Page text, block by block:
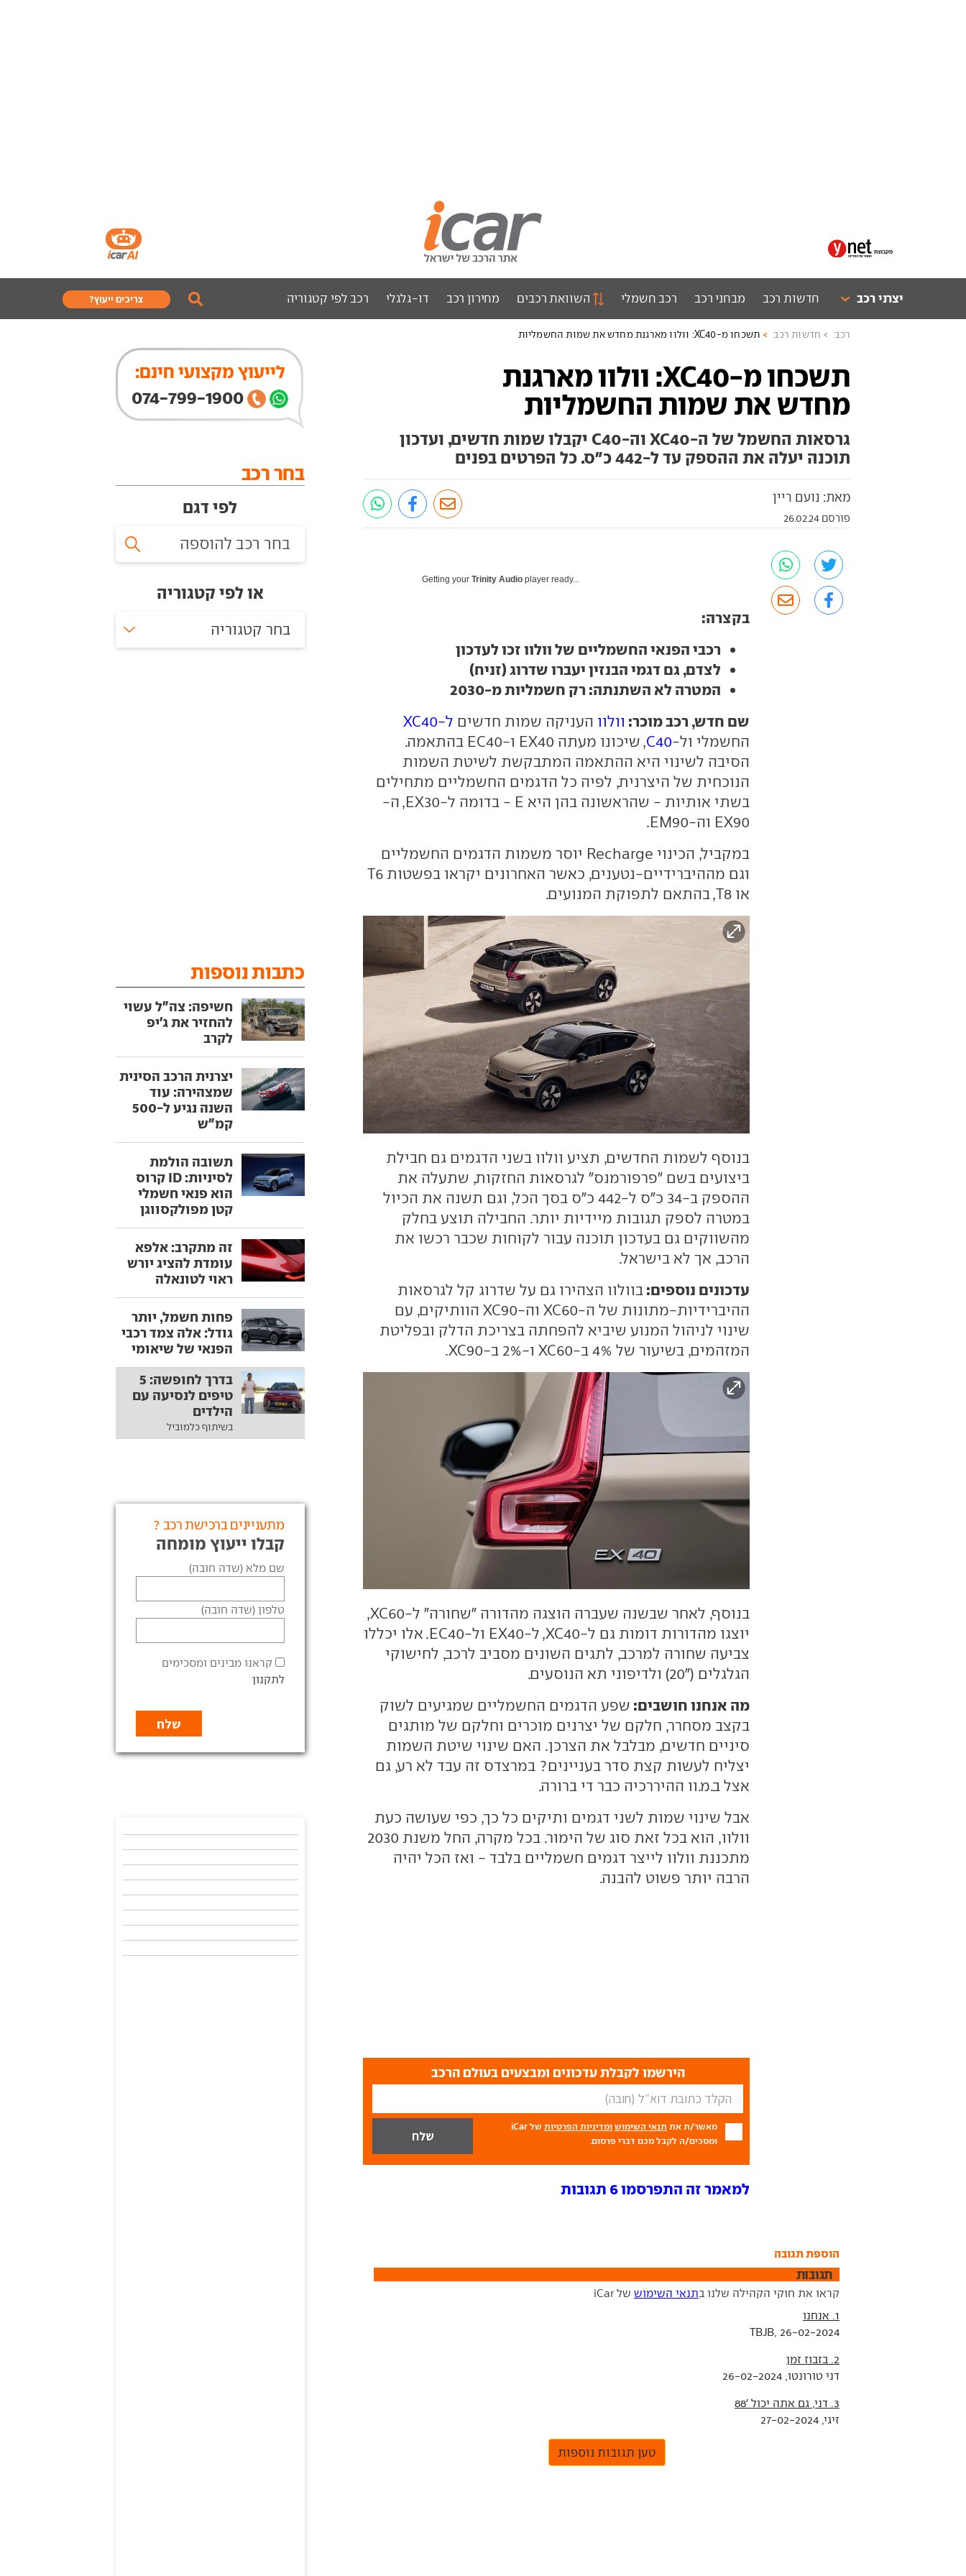
יצרני רכב חדשות רכב מבחני רכב רכב חשמלי השוואת רכבים מחירון רכב דו-גלגלי רכב לפי קטגוריה צריכים ייעוץ?
רכב חדשות רכב תשכחו מ-XC40: וולוו מארגנת מחדש את שמות החשמליות
תשכחו מ-XC40: וולוו מארגנת
מחדש את שמות החשמליות
גרסאות החשמל של ה-XC40 וה-C40 יקבלו שמות חדשים, ועדכון
תוכנה יעלה את ההספק עד ל-442 כ"ס. כל הפרטים בפנים
מאת: נועם ריין
פורסם 26.02.24
Getting yourTrinity Audio player ready...
בקצרה:
רכבי הפנאי החשמליים של וולוו זכו לעדכון
לצדם, גם דגמי הבנזין יעברו שדרוג (זניח)
המטרה לא השתנתה: רק חשמליות מ-2030
שם חדש, רכב מוכר: וולוו העניקה שמות חדשים ל-XC40
החשמלי ול-C40
, שיכונו מעתה EX40 ו-EC40 בהתאמה.
הסיבה לשינוי היא ההתאמה המתבקשת לשיטת השמות
הנוכחית של היצרנית, לפיה כל הדגמים החשמליים מתחילים
בשתי אותיות - שהראשונה בהן היא E - בדומה ל-EX30, ה-
EX90 וה-EM90.
במקביל, הכינוי Recharge יוסר משמות הדגמים החשמליים
וגם מההיברידיים-נטענים, כאשר האחרונים יקראו בפשטות T6
או T8, בהתאם לתפוקת המנועים.
בנוסף לשמות החדשים, תציע וולוו בשני הדגמים גם חבילת
ביצועים בשם "פרפורמנס" לגרסאות החזקות, שתעלה את
ההספק ב-34 כ"ס ל-442 כ"ס בסך הכל, וגם תשנה את הכיול
במטרה לספק תגובות מיידיות יותר. החבילה תוצע בחלק
מהשווקים גם בעדכון תוכנה עבור לקוחות שכבר רכשו את
הרכב, אך לא בישראל.
עדכונים נוספים: בוולוו הצהירו גם על שדרוג קל לגרסאות
ההיברידיות-מתונות של ה-XC60 וה-XC90 הוותיקים, עם
שינוי לניהול המנוע שיביא להפחתה בצריכת הדלק ובפליטת
המזהמים, בשיעור של 4% ב-XC60 ו-2% ב-XC90.
בנוסף, לאחר שבשנה שעברה הוצגה מהדורה "שחורה" ל-XC60,
יוצגו מהדורות דומות גם ל-XC40, ל-EX40 ול-EC40. אלו יכללו
צביעה שחורה למרכב, לתגים השונים מסביב לרכב, לחישוקי
הגלגלים ("20) ולדיפוני תא הנוסעים.
מה אנחנו חושבים: שפע הדגמים החשמליים שמגיעים לשוק
בקצב מסחרר, חלקם של יצרנים מוכרים וחלקם של מותגים
סיניים חדשים, מבלבל את הצרכן. האם שינוי שיטת השמות
יצליח לעשות קצת סדר בעניינים? במרצדס זה עבד לא רע, גם
אצל ב.מ.וו ההיררכיה כבר די ברורה.
אבל שינוי שמות לשני דגמים ותיקים כל כך, כפי שעושה כעת
וולוו, הוא בכל זאת סוג של הימור. בכל מקרה, החל משנת 2030
מתכננת וולוו לייצר דגמים חשמליים בלבד - ואז הכל יהיה
הרבה יותר פשוט להבנה.
הירשמו לקבלת עדכונים ומבצעים בעולם הרכב
מאשר/ת את תנאי השימוש ומדיניות הפרטיות
של iCar
ומסכים/ה לקבל מכם דברי פרסום.
למאמר זה התפרסמו 6 תגובות
הוספת תגובה
תגובות
קראו את חוקי הקהילה שלנו בתנאי השימוש של iCar
1. אנחנו
TBJB, 26-02-2024
2. בזבוז זמן
דני טורונטו, 26-02-2024
3. דני, גם אתה יכול '88
זיגי, 27-02-2024
טען תגובות נוספות
לייעוץ מקצועי חינם:
074-799-1900
בחר רכב
לפי דגם
או לפי קטגוריה
בחר קטגוריה
כתבות נוספות
חשיפה: צה"ל עשוי
להחזיר את ג'יפ
לקרב
יצרנית הרכב הסינית
שמצהירה: עוד
השנה נגיע ל-500
קמ"ש
תשובה הולמת
לסיניות: ID קרוס
הוא פנאי חשמלי
קטן מפולקסווגן
זה מתקרב: אלפא
עומדת להציג יורש
ראוי לטונאלה
פחות חשמל, יותר
גודל: אלה צמד רכבי
הפנאי של שיאומי
בדרך לחופשה: 5
טיפים לנסיעה עם
הילדים
בשיתוף כלמוביל
מתעניינים ברכישת רכב ?
קבלו ייעוץ מומחה
שם מלא (שדה חובה)
טלפון (שדה חובה)
קראנו מבינים ומסכימים
לתקנון